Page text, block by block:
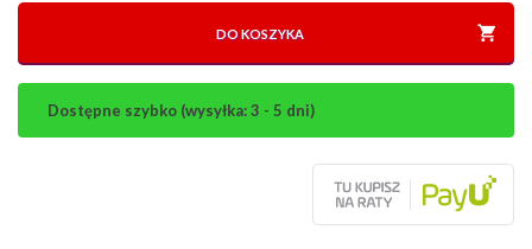
DO KOSZYKA
Dostępne szybko (wysyłka: 3 - 5 dni)